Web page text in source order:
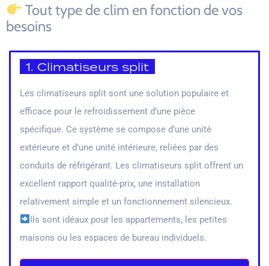
Tout type de clim en fonction de vos
besoins
1. Climatiseurs split
Les climatiseurs split sont une solution populaire et
efficace pour le refroidissement d’une pièce
spécifique. Ce système se compose d’une unité
extérieure et d’une unité intérieure, reliées par des
conduits de réfrigérant. Les climatiseurs split offrent un
excellent rapport qualité-prix, une installation
relativement simple et un fonctionnement silencieux.
Ils sont idéaux pour les appartements, les petites
maisons ou les espaces de bureau individuels.